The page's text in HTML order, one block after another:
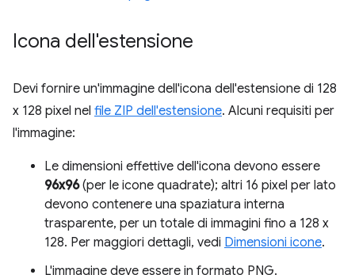
Icona dell'estensione
Devi fornire un'immagine dell'icona dell'estensione di 128
x 128 pixel nel file ZIP dell'estensione. Alcuni requisiti per
l'immagine:
Le dimensioni effettive dell'icona devono essere
96x96(per le icone quadrate); altri 16 pixel per lato
devono contenere una spaziatura interna
trasparente, per un totale di immagini fino a 128 x
128. Per maggiori dettagli, vedi Dimensioni icone.
L'immagine deve essere in formato PNG.